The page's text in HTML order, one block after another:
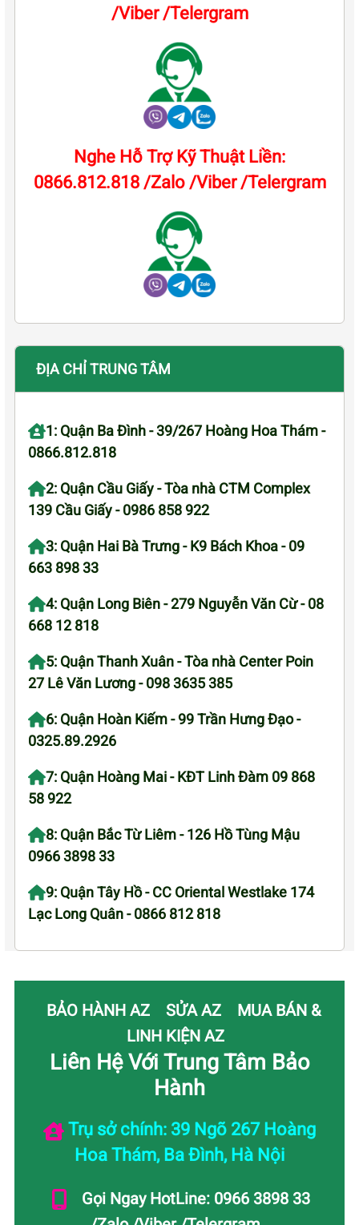
/Viber /Telergram
Nghe Hỗ Trợ Kỹ Thuật Liền:
0866.812.818 /Zalo /Viber /Telergram
ĐỊA CHỈ TRUNG TÂM
1: Quận Ba Đình - 39/267 Hoàng Hoa Thám -
0866.812.818
2: Quận Cầu Giấy - Tòa nhà CTM Complex
139 Cầu Giấy - 0986 858 922
3: Quận Hai Bà Trưng - K9 Bách Khoa - 09
663 898 33
4: Quận Long Biên - 279 Nguyễn Văn Cừ - 08
668 12 818
5: Quận Thanh Xuân - Tòa nhà Center Poin
27 Lê Văn Lương - 098 3635 385
6: Quận Hoàn Kiếm - 99 Trần Hưng Đạo -
0325.89.2926
7: Quận Hoàng Mai - KĐT Linh Đàm 09 868
58 922
8: Quận Bắc Từ Liêm - 126 Hồ Tùng Mậu
0966 3898 33
9: Quận Tây Hồ - CC Oriental Westlake 174
Lạc Long Quân - 0866 812 818
BẢO HÀNH AZ SỬA AZ
MUA BÁN &
LINH KIỆN AZ
Liên Hệ Với Trung Tâm Bảo
Hành
Trụ sở chính: 39 Ngõ 267 Hoàng
Hoa Thám, Ba Đình, Hà Nội
Gọi Ngay HotLine: 0966 3898 33